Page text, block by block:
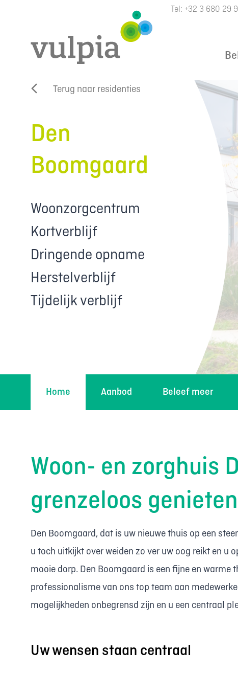
Tel: +32 3 680 29
Terug naar residenties
Den
Boomgaard
Woonzorgcentrum
Kortverblijf
Dringende opname
Herstelverblijf
Tijdelijk verblijf
Home Aanbod Beleef meer
Woon- en zorghuis
grenzeloos
Den Boomgaard, dat is uw nieuwe thuis op een
u toch uitkijkt over weiden zo ver uw oog reikt en u
mooie dorp. Den Boomgaard is een fijne en warme
professionalisme van ons top team aan
mogelijkheden onbegrensd zijn en u een centraal
Uw wensen staan centraal